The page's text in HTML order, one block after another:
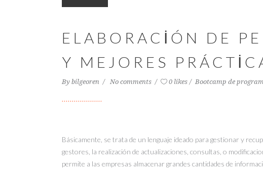
ELABORACIÓN DE
Y MEJORES
By bilgeoren No comments 0 likes Bootcamp de
Básicamente, se trata de un lenguaje ideado para gestionar y
gestores, la realización de actualizaciones, consultas, o
permite a las empresas almacenar grandes cantidades de